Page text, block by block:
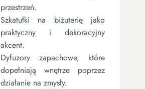
przestrzeń.
Szkatułki na biżuterię jako
praktyczny i dekoracyjny
akcent.
Dyfuzory zapachowe, które
dopełniają wnętrze poprzez
działanie na zmysły.